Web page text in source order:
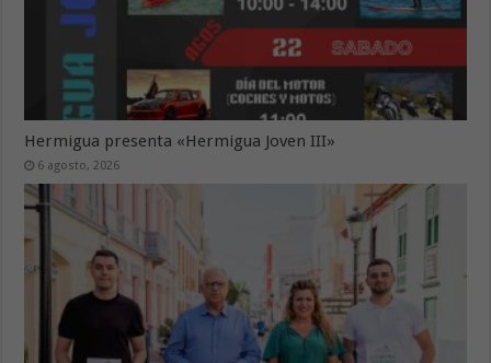
Hermigua presenta «Hermigua Joven III»
6 agosto, 2026